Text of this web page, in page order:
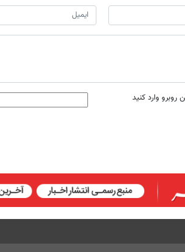
وارد کنید